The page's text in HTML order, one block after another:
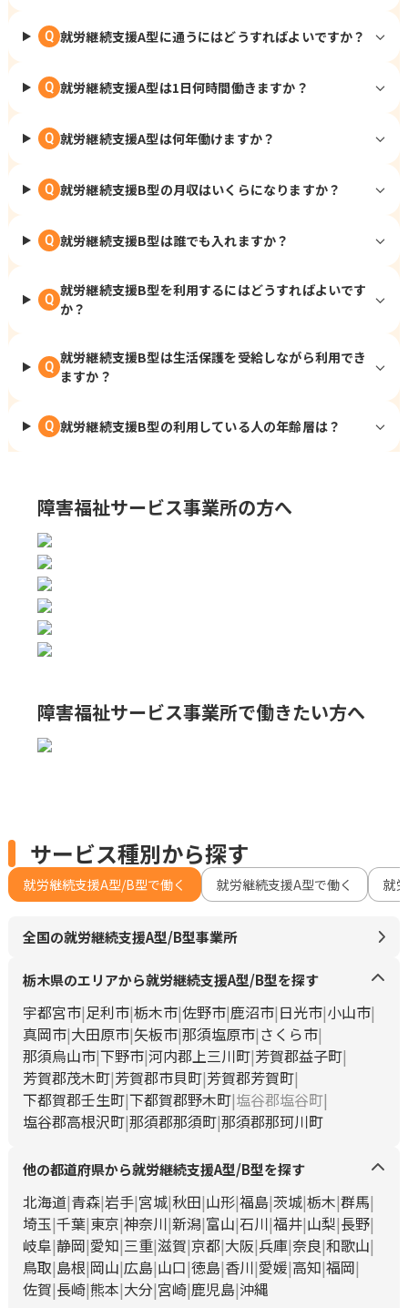
Q 就労継続支援A型に通うにはどうすればよいですか？
Q 就労継続支援A型は1日何時間働きますか？
Q 就労継続支援A型は何年働けますか？
Q 就労継続支援B型の月収はいくらになりますか？
Q 就労継続支援B型は誰でも入れますか？
Q
就労継続支援B型を利用するにはどうすればよいです
か？
Q
就労継続支援B型は生活保護を受給しながら利用でき
ますか？
Q 就労継続支援B型の利用している人の年齢層は？
障害福祉サービス事業所の方へ
障害福祉サービス事業所で働きたい方へ
サービス種別から探す
就労継続支援A型/B型で働く 就労継続支援A型で働く 就
全国の就労継続支援A型/B型事業所
栃木県のエリアから就労継続支援A型/B型を探す
宇都宮市 足利市 栃木市 佐野市 鹿沼市 日光市 小山市
真岡市 大田原市 矢板市 那須塩原市 さくら市
那須烏山市 下野市 河内郡上三川町 芳賀郡益子町
芳賀郡茂木町 芳賀郡市貝町 芳賀郡芳賀町
下都賀郡壬生町 下都賀郡野木町 塩谷郡塩谷町
塩谷郡高根沢町 那須郡那須町 那須郡那珂川町
他の都道府県から就労継続支援A型/B型を探す
北海道 青森 岩手 宮城 秋田 山形 福島 茨城 栃木 群馬
埼玉 千葉 東京 神奈川 新潟 富山 石川 福井 山梨 長野
岐阜 静岡 愛知 三重 滋賀 京都 大阪 兵庫 奈良 和歌山
鳥取 島根 岡山 広島 山口 徳島 香川 愛媛 高知 福岡
佐賀 長崎 熊本 大分 宮崎 鹿児島 沖縄